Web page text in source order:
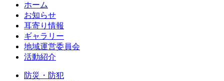
ホーム
お知らせ
耳寄り情報
ギャラリー
地域運営委員会
活動紹介
防災・防犯